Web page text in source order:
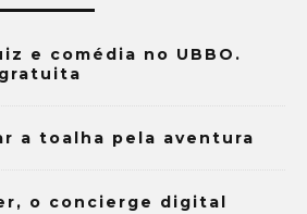
e comédia no UBBO.
a toalha pela aventura
o concierge digital